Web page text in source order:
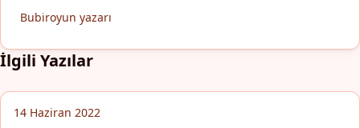
Bubiroyun yazarı
İlgili Yazılar
14 Haziran 2022